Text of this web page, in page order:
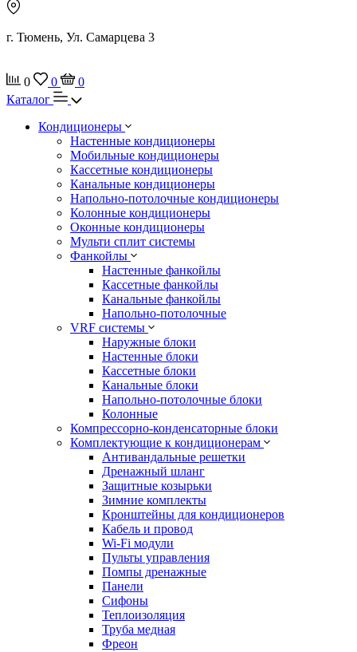
г. Тюмень, Ул. Самарцева 3
0 0
0
Каталог
Кондиционеры
Настенные кондиционеры
Мобильные кондиционеры
Кассетные кондиционеры
Канальные кондиционеры
Напольно-потолочные кондиционеры
Колонные кондиционеры
Оконные кондиционеры
Мульти сплит системы
Фанкойлы
Настенные фанкойлы
Кассетные фанкойлы
Канальные фанкойлы
Напольно-потолочные
VRF системы
Наружные блоки
Настенные блоки
Кассетные блоки
Канальные блоки
Напольно-потолочные блоки
Колонные
Компрессорно-конденсаторные блоки
Комплектующие к кондиционерам
Антивандальные решетки
Дренажный шланг
Защитные козырьки
Зимние комплекты
Кронштейны для кондиционеров
Кабель и провод
Wi-Fi модули
Пульты управления
Помпы дренажные
Панели
Сифоны
Теплоизоляция
Труба медная
Фреон